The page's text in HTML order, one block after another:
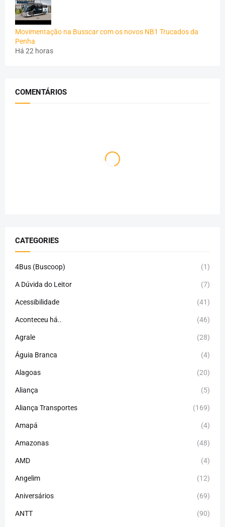
Movimentação na Busscar com os novos NB1 Trucados da
Penha
Há 22 horas
COMENTÁRIOS
CATEGORIES
4Bus (Buscoop) (1)
A Dúvida do Leitor (7)
Acessibilidade (41)
Aconteceu há.. (46)
Agrale (28)
Águia Branca (4)
Alagoas (20)
Aliança (5)
Aliança Transportes (169)
Amapá (4)
Amazonas (48)
AMD (4)
Angelim (12)
Aniversários (69)
ANTT (90)